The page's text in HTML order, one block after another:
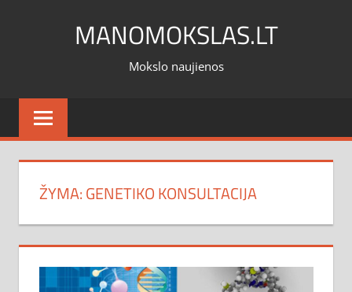
MANOMOKSLAS.LT
Mokslo naujienos
ŽYMA:GENETIKO KONSULTACIJA